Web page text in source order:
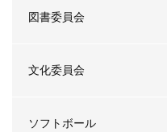
図書委員会
文化委員会
ソフトボール